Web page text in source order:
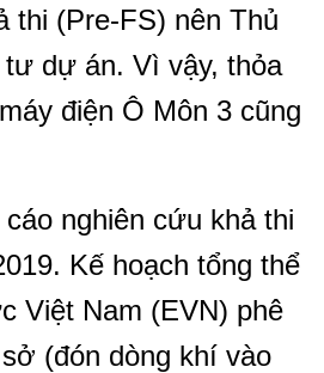
thi (Pre-FS) nên Thủ
dự án. Vì vậy, thỏa
điện Ô Môn 3 cũng
nghiên cứu khả thi
Kế hoạch tổng thể
Việt Nam (EVN) phê
(đón dòng khí vào